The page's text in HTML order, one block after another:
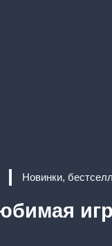
Новинки,